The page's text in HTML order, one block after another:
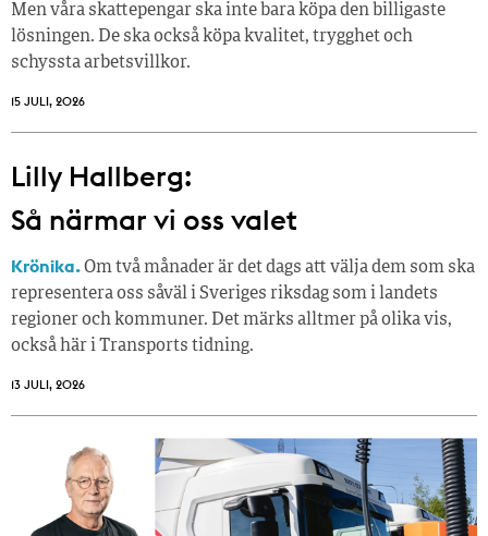
Men våra skattepengar ska inte bara köpa den billigaste
lösningen. De ska också köpa kvalitet, trygghet och
schyssta arbetsvillkor.
15 JULI, 2026
Lilly Hallberg:
Så närmar vi oss valet
Krönika.Om två månader är det dags att välja dem som ska
representera oss såväl i Sveriges riksdag som i landets
regioner och kommuner. Det märks alltmer på olika vis,
också här i Transports tidning.
13 JULI, 2026